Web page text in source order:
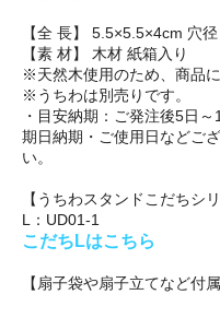
【全 長】 5.5×5.5×4cm 穴
【素 材】 木材 紙箱入り
※天然木使用のため、商品
※うちわは別売りです。
・目安納期：ご発注後5日
期日納期・ご使用日などご
い。
【うちわスタンドこだちシリ
L：UD01-1
こだちLはこちら
【扇子袋や扇子立てなど付